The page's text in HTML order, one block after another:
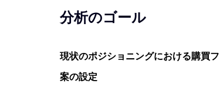
分析のゴール
現状のポジショニングにおける購買
案の設定